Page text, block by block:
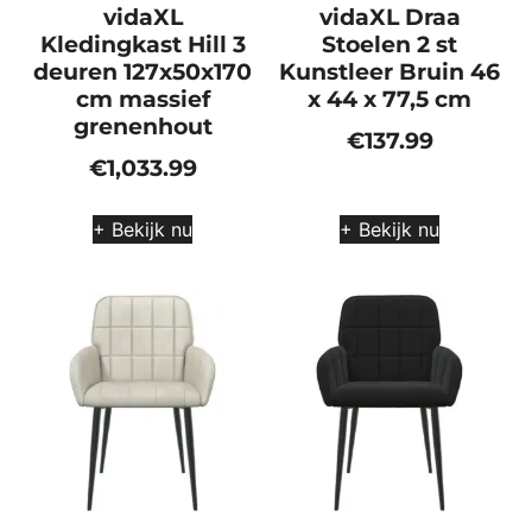
vidaXL
Kledingkast Hill 3
deuren 127x50x170
cm massief
grenenhout
€1,033.99
+ Bekijk nu
vidaXL Draa
Stoelen 2 st
Kunstleer Bruin 46
x 44 x 77,5 cm
€137.99
+ Bekijk nu